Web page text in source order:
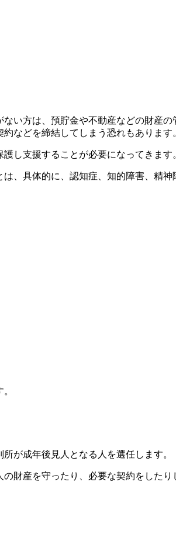
い方は、預貯金や不動産などの財産
などを締結してしまう恐れもあります
し支援することが必要になってきま
、具体的に、認知症、知的障害、精神
が成年後見人となる人を選任します。
財産を守ったり、必要な契約をしたり